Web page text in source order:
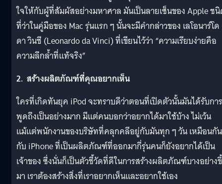
ใจให้กับผู้ที่สัมผัสอย่างมหาศาล มันเป็นลายเซ็นของ Apple ช
ที่ว่าในคู่มือของ Mac รุ่นแรก ๆ นั้นจะมีคำกล่าวของ เลโอนาร์โด
ดา วินชี (Leonardo da Vinci) ที่เขียนไว้ว่า “ความเรียบง่ายคือ
ความลึกล้ำที่แท้จริง”
2. สร้างผลิตภัณฑ์ที่คุณอยากเห็น
ใครที่เกิดทันยุค iPod จะทราบดีว่าตอนที่เปิดตัวนั้นมันได้รับการ
พูดถึงเป็นอย่างมาก มีแต่คนบอกว่าอยากได้มาใช้บ้าง ไม่เว้น
แม้แต่พนักงานของบริษัทที่คลุกคลีอยู่กับมันทุก ๆ วัน เหมือนกัน
กับ iPhone ที่เป็นผลิตภัณฑ์ที่ออกมากี่รุ่นคนก็ยังอยากได้เป็น
เจ้าของ ซึ่งนั่นก็เป็นตัวชี้วัดที่ดีในการสร้างผลิตภัณฑ์บางอย่าง
มา เราต้องสร้างสิ่งที่เราอยากเห็นและอยากใช้เอง